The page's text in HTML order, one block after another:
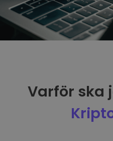
Varför ska